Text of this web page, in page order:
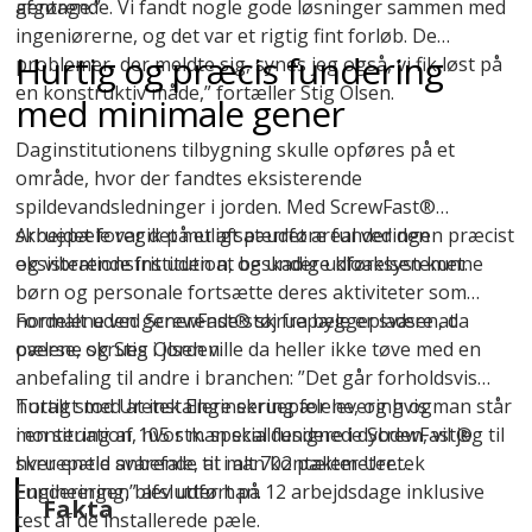
gentage.”
afgørende. Vi fandt nogle gode løsninger sammen med
ingeniørerne, og det var et rigtig fint forløb. De
problemer, der meldte sig, synes jeg også, vi fik løst på
en konstruktiv måde,” fortæller Stig Olsen.
Hurtig og præcis fundering
med minimale gener
Daginstitutionens tilbygning skulle opføres på et
område, hvor der fandtes eksisterende
spildevandsledninger i jorden. Med ScrewFast®
skruepæle var det muligt at udføre funderingen præcist
og vibrationsfrit uden at beskadige kloaksystemet.
Arbejdet foregik på et afspærret areal ved den
eksisterende institution, og under udførelsen kunne
børn og personale fortsætte deres aktiviteter som
normalt uden generende støj fra byggepladsen, da
pælene skrues i jorden.
Fordelene ved ScrewFast® skruepæle er svære at
overse, og Stig Olsen ville da heller ikke tøve med en
anbefaling til andre i branchen: ”Det går forholdsvis
hurtigt med at installere skruepælene, og hvis man står
i en situation, hvor man skal fundere i dybden, vil jeg til
hver en tid anbefale, at man kontakter Uretek
Engineering,” afslutter han.
Totalt stod Uretek Engineering for levering og
montering af 105 stk. specialdesignede ScrewFast®
skruepæle svarende til i alt 702 pælemeter.
Funderingen blev udført på 12 arbejdsdage inklusive
test af de installerede pæle.
Fakta